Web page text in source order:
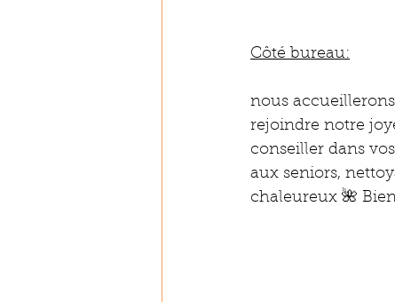
Côté bureau:
nous
rejoindre notre
conseiller dans
aux seniors,
chaleureux 🌺